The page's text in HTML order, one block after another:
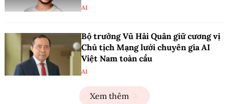
AI
Bộ trưởng Vũ Hải Quân giữ cương vị
Chủ tịch Mạng lưới chuyên gia AI
Việt Nam toàn cầu
AI
Xem thêm